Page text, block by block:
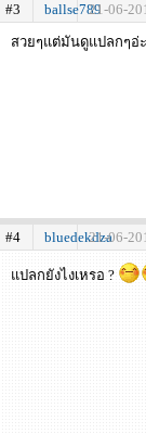
#3 ballse78921-06-
สวยๆแต่มันดูแปลกๆอ่ะ
#4 bluedekdza
21-06-
แปลกยังไงเหรอ ?